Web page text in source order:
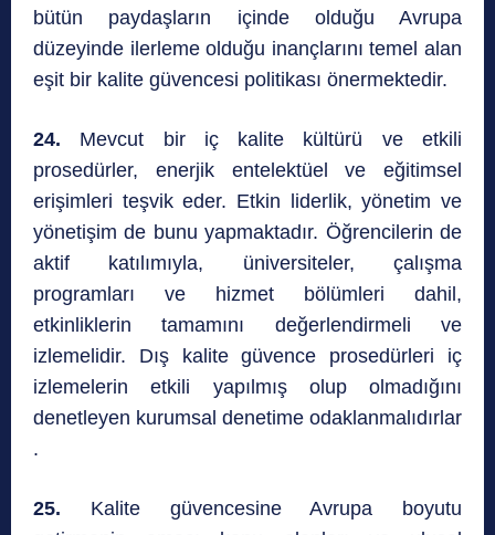
bütün paydaşların içinde olduğu Avrupa
düzeyinde ilerleme olduğu inançlarını temel alan
eşit bir kalite güvencesi politikası önermektedir.
24. Mevcut bir iç kalite kültürü ve etkili
prosedürler, enerjik entelektüel ve eğitimsel
erişimleri teşvik eder. Etkin liderlik, yönetim ve
yönetişim de bunu yapmaktadır. Öğrencilerin de
aktif katılımıyla, üniversiteler, çalışma
programları ve hizmet bölümleri dahil,
etkinliklerin tamamını değerlendirmeli ve
izlemelidir. Dış kalite güvence prosedürleri iç
izlemelerin etkili yapılmış olup olmadığını
denetleyen kurumsal denetime odaklanmalıdırlar
.
25. Kalite güvencesine Avrupa boyutu